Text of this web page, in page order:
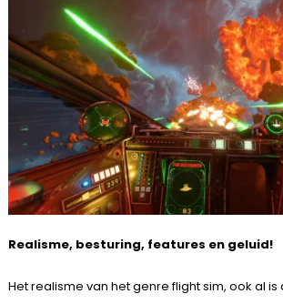
Realisme, besturing, features en geluid!
Het realisme van het genre flight sim, ook al is